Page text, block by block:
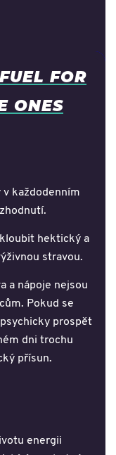
FOR
ONES
v každodenním
hektický a
stravou.
a nápoje nejsou
Pokud se
prospět
dni trochu
přísun.
energii